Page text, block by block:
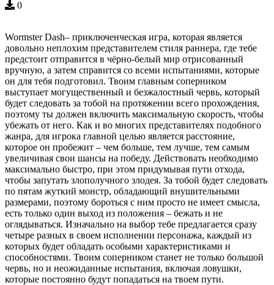
0
Wormster Dash– приключенческая игра, которая является
довольно неплохим представителем стиля раннера, где тебе
предстоит отправится в чёрно-белый мир отрисованный
вручную, а затем справится со всеми испытаниями, которые
он для тебя подготовил. Твоим главным соперником
выступает могущественный и безжалостный червь, который
будет следовать за тобой на протяжении всего прохождения,
поэтому ты должен включить максимальную скорость, чтобы
убежать от него. Как и во многих представителях подобного
жанра, для игрока главной целью является расстояние,
которое он пробежит – чем больше, тем лучше, тем самым
увеличивая свои шансы на победу. Действовать необходимо
максимально быстро, при этом придумывая пути отхода,
чтобы запутать злополучного злодея. За тобой будет следовать
по пятам жуткий монстр, обладающий внушительными
размерами, поэтому бороться с ним просто не имеет смысла,
есть только один выход из положения – бежать и не
оглядываться. Изначально на выбор тебе предлагается сразу
четыре разных в своем исполнении персонажа, каждый из
которых будет обладать особыми характеристиками и
способностями. Твоим соперником станет не только большой
червь, но и неожиданные испытания, включая ловушки,
которые постоянно будут попадаться на твоем пути.